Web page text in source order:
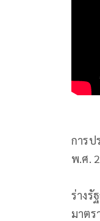
การป
พ.ศ.
ร่างรั
มาต